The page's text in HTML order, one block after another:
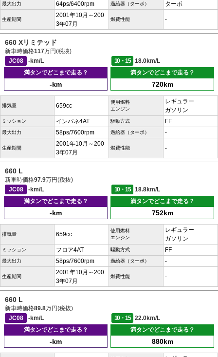
最大出力 64ps/6400rpm 過給器（ターボ） ターボ
生産期間
2001年10月～200
3年07月
燃費性能 -
660 Xリミテッド
新車時価格117万円(税抜)
JC08
-km/L 10・15
18.0km/L
満タンでどこまで走る？
-km
満タンでどこまで走る？
720km
排気量 659cc
使用燃料
エンジン
レギュラー
ガソリン
ミッション インパネ4AT 駆動方式 FF
最大出力 58ps/7600rpm 過給器（ターボ） -
生産期間
2001年10月～200
3年07月
燃費性能 -
660 L
新車時価格97.9万円(税抜)
JC08
-km/L 10・15
18.8km/L
満タンでどこまで走る？
-km
満タンでどこまで走る？
752km
排気量 659cc
使用燃料
エンジン
レギュラー
ガソリン
ミッション フロア4AT 駆動方式 FF
最大出力 58ps/7600rpm 過給器（ターボ） -
生産期間
2001年10月～200
3年07月
燃費性能 -
660 L
新車時価格89.8万円(税抜)
JC08
-km/L 10・15
22.0km/L
満タンでどこまで走る？
-km
満タンでどこまで走る？
880km